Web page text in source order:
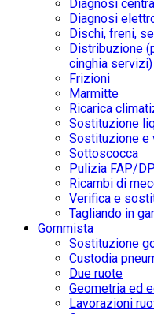
Diagnosi
Diagnosi
Dischi, freni,
Distribuzione
cinghia servizi)
Frizioni
Marmitte
Ricarica
Sostituzione
Sostituzione e
Sottoscocca
Pulizia FAP/
Ricambi di
Verifica e
Tagliando in
Gommista
Sostituzione
Custodia
Due ruote
Geometria ed
Lavorazioni